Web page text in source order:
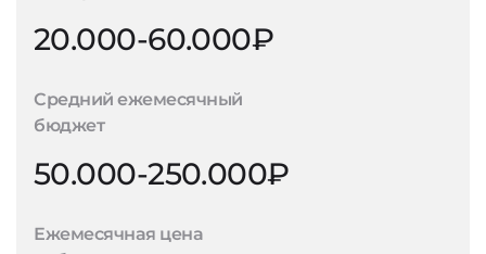
20.000-60.000₽
Средний ежемесячный
бюджет
50.000-250.000₽
Ежемесячная цена